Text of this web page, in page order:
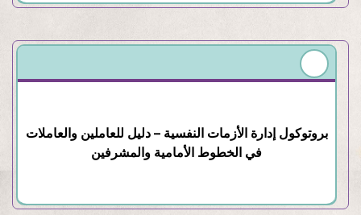
بروتوكول إدارة الأزمات النفسية – دليل للعاملين والعاملات
في الخطوط الأمامية والمشرفين